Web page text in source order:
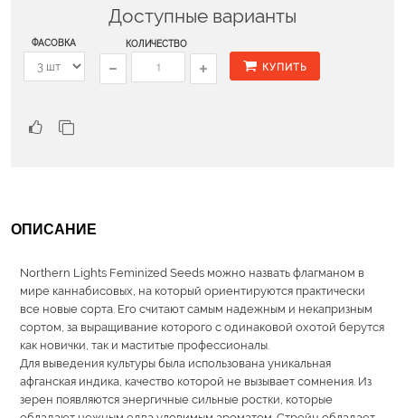
Доступные варианты
ФАСОВКА КОЛИЧЕСТВО
КУПИТЬ
ОПИСАНИЕ
Northern Lights Feminized Seeds можно назвать флагманом в
мире каннабисовых, на который ориентируются практически
все новые сорта. Его считают самым надежным и некапризным
сортом, за выращивание которого с одинаковой охотой берутся
как новички, так и маститые профессионалы.
Для выведения культуры была использована уникальная
афганская индика, качество которой не вызывает сомнения. Из
зерен появляются энергичные сильные ростки, которые